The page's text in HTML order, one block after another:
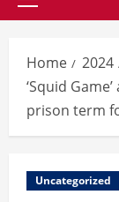
Primary
Home 2024
‘Squid
prison term
Uncategorized